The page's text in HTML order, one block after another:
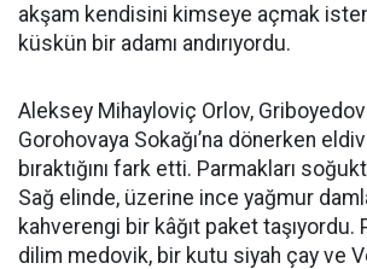
akşam kendisini kimseye açmak
küskün bir adamı andırıyordu.
Aleksey Mihayloviç Orlov, Griboyedov
Gorohovaya Sokağı’na dönerken
bıraktığını fark etti. Parmakları
Sağ elinde, üzerine ince yağmur
kahverengi bir kâğıt paket taşıyordu.
dilim medovik, bir kutu siyah çay ve